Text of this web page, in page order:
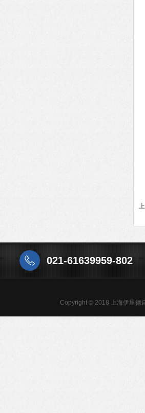
021-61639959-802
Copyright © 2018 上海伊里